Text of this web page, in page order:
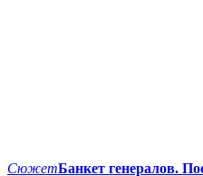
СюжетБанкет генералов.